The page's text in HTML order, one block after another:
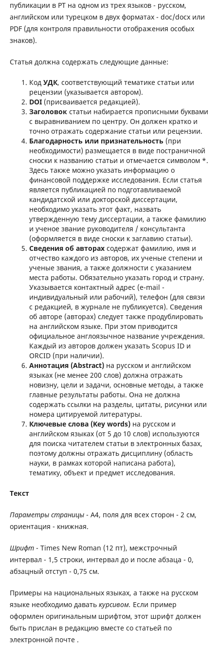
публикации в РТ на одном из трех языков - русском,
английском или турецком в двух форматах - doc/docx или
PDF (для контроля правильности отображения особых
знаков).
Статья должна содержать следующие данные:
Код УДК, соответствующий тематике статьи или
рецензии (указывается автором).
DOI (присваивается редакцией).
Заголовок статьи набирается прописными буквами
с выравниванием по центру. Он должен кратко и
точно отражать содержание статьи или рецензии.
Благодарность или признательность (при
необходимости) размещается в виде постраничной
сноски к названию статьи и отмечается символом *.
Здесь также можно указать информацию о
финансовой поддержке исследования. Если статья
является публикацией по подготавливаемой
кандидатской или докторской диссертации,
необходимо указать этот факт, назвать
утвержденную тему диссертации, а также фамилию
и ученое звание руководителя / консультанта
(оформляется в виде сноски к заглавию статьи).
Сведения об авторах содержат фамилию, имя и
отчество каждого из авторов, их ученые степени и
ученые звания, а также должности с указанием
места работы. Обязательно указать город и страну.
Указывается контактный адрес (e-mail -
индивидуальный или рабочий), телефон (для связи
с редакцией, в журнале не публикуется). Сведения
об авторе (авторах) следует также продублировать
на английском языке. При этом приводится
официальное англоязычное название учреждения.
Каждый из авторов должен указать Scopus ID и
ORCID (при наличии).
Аннотация (Abstract) на русском и английском
языках (не менее 200 слов) должна отражать
новизну, цели и задачи, основные методы, а также
главные результаты работы. Она не должна
содержать ссылки на разделы, цитаты, рисунки или
номера цитируемой литературы.
Ключевые слова (Key words) на русском и
английском языках (от 5 до 10 слов) используются
для поиска читателем статьи в электронных базах,
поэтому должны отражать дисциплину (область
науки, в рамках которой написана работа),
тематику, объект и предмет исследования.
Текст
Параметры страницы- А4, поля для всех сторон - 2 см,
ориентация - книжная.
Шрифт- Times New Roman (12 пт), межстрочный
интервал - 1,5 строки, интервал до и после абзаца - 0,
абзацный отступ - 0,75 см.
Примеры на национальных языках, а также на русском
языке необходимо давать курсивом. Если пример
оформлен оригинальным шрифтом, этот шрифт должен
быть прислан в редакцию вместе со статьей по
электронной почте .